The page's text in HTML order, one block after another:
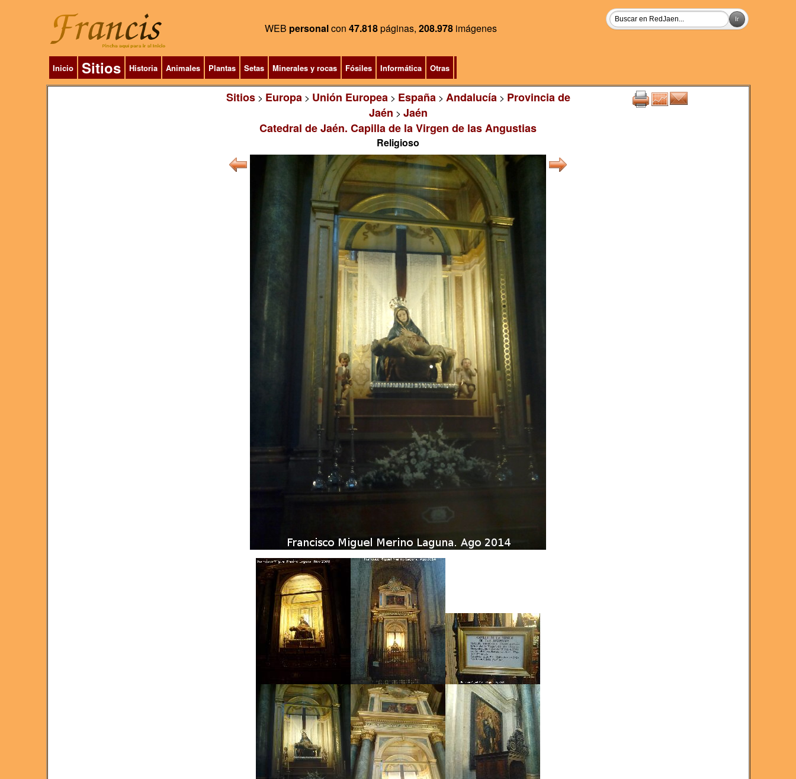
WEB personalcon 47.818páginas, 208.978 imágenes
Inicio Sitios Historia Animales Plantas Setas Minerales y rocas Fósiles Informática Otras
Sitios> Europa> Unión Europea> España> Andalucía> Provincia de
Jaén > Jaén
Catedral de Jaén. Capilla de la Virgen de las Angustias
Religioso